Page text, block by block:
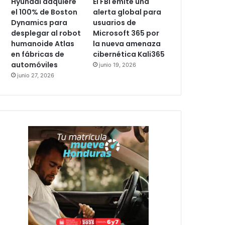
el 100% de Boston
Dynamics para
desplegar al robot
humanoide Atlas
en fábricas de
automóviles
junio 27, 2026
alerta global para
usuarios de
Microsoft 365 por
la nueva amenaza
cibernética Kali365
junio 19, 2026